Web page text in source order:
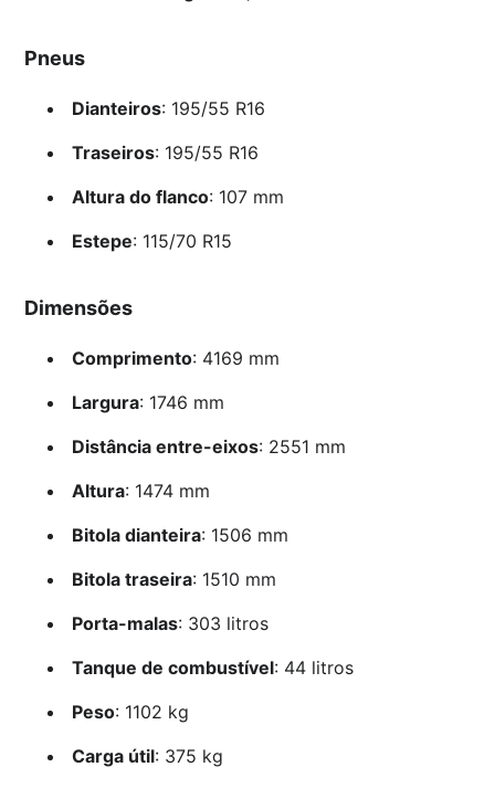
Pneus
Dianteiros: 195/55 R16
Traseiros: 195/55 R16
Altura do flanco: 107 mm
Estepe: 115/70 R15
Dimensões
Comprimento: 4169 mm
Largura: 1746 mm
Distância entre-eixos: 2551 mm
Altura: 1474 mm
Bitola dianteira: 1506 mm
Bitola traseira: 1510 mm
Porta-malas: 303 litros
Tanque de combustível: 44 litros
Peso: 1102 kg
Carga útil: 375 kg